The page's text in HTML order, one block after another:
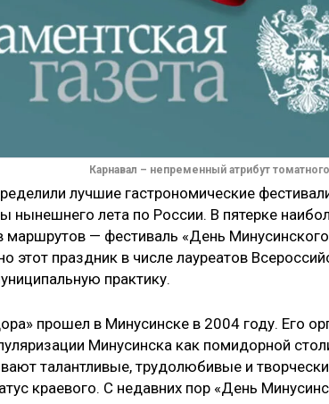
Карнавал – непременный атрибут
лучшие гастрономические
нынешнего лета по России. В пятерке
маршрутов — фестиваль «День Минусинского
этот праздник в числе лауреатов
практику.
прошел в Минусинске в 2004 году. Его
Минусинска как помидорной
талантливые, трудолюбивые и
краевого. С недавних пор «День